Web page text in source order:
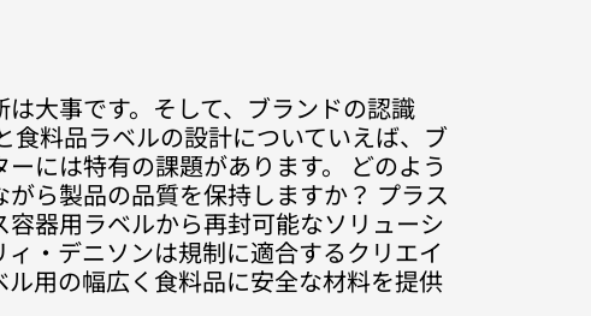
大事です。そして、ブランドの認識
食料品ラベルの設計についていえば、ブ
には特有の課題があります。 どのよう
ら製品の品質を保持しますか？ プラス
器用ラベルから再封可能なソリューシ
ィ・デニソンは規制に適合するクリエイ
ル用の幅広く食料品に安全な材料を提供